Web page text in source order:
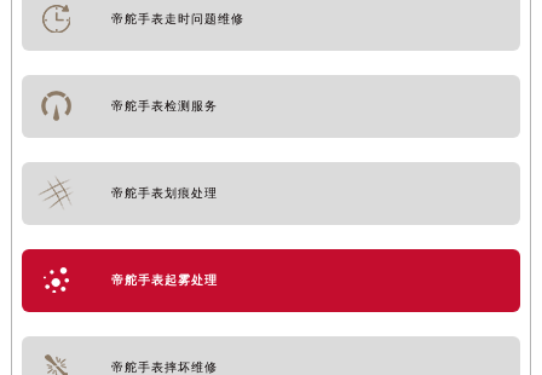
帝舵手表走时问题维修
帝舵手表检测服务
帝舵手表划痕处理
帝舵手表起雾处理
帝舵手表摔坏维修